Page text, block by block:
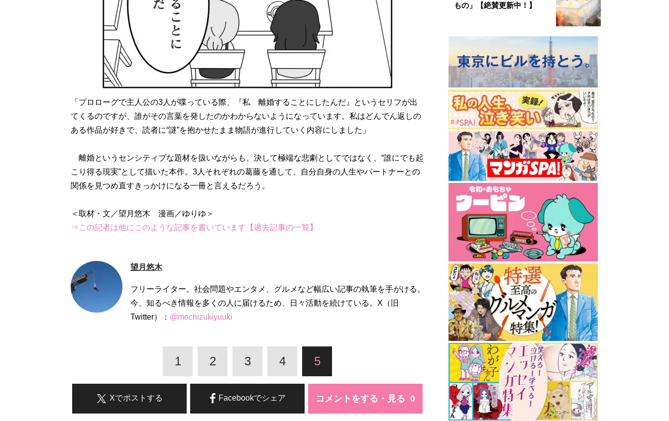
「プロローグで主人公の3人が喋っている際、『私 離婚することにしたんだ』というセリフが出
てくるのですが、誰がその言葉を発したのかわからないようになっています。私はどんでん返しの
ある作品が好きで、読者に“謎”を抱かせたまま物語が進行していく内容にしました」
離婚というセンシティブな題材を扱いながらも、決して極端な悲劇としてではなく、“誰にでも起
こり得る現実”として描いた本作。3人それぞれの葛藤を通して、自分自身の人生やパートナーとの
関係を見つめ直すきっかけになる一冊と言えるだろう。
⇒この記者は他にこのような記事を書いています【過去記事の一覧】
望月悠木
フリーライター。社会問題やエンタメ、グルメなど幅広い記事の執筆を手がける。
今、知るべき情報を多くの人に届けるため、日々活動を続けている。X（旧
Twitter）： @mochizukiyuuki
1 2 3 4 5
コメントをする・見る
Facebookでシェア
Xでポストする
もの」【絶賛更新中！】